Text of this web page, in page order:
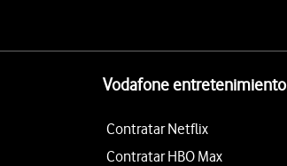
Vodafone entretenimiento
Contratar Netflix
Contratar HBO Max